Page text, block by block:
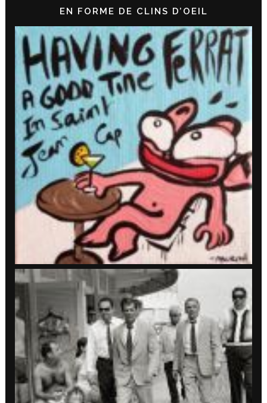
EN FORME DE CLINS D’OEIL